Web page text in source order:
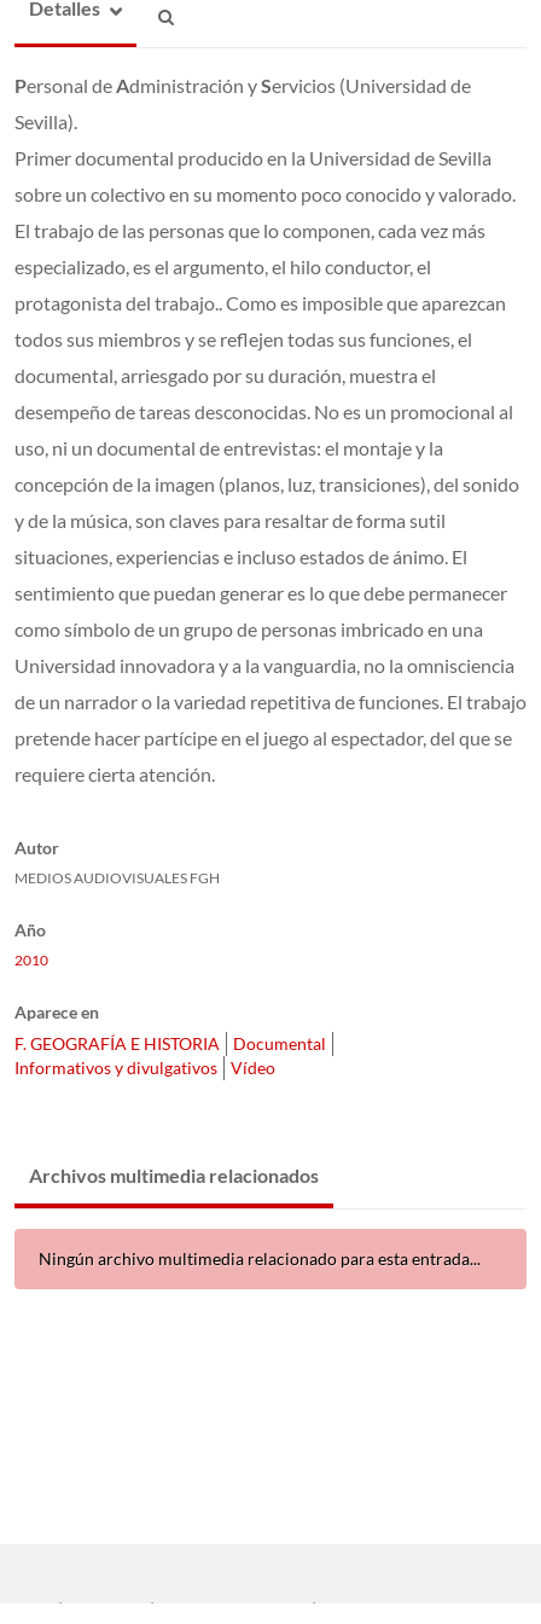
Detalles
Personal de Administración yServicios (Universidad de
Sevilla).
Primer documental producido en la Universidad de Sevilla
sobre un colectivo en su momento poco conocido y valorado.
El trabajo de las personas que lo componen, cada vez más
especializado, es el argumento, el hilo conductor, el
protagonista del trabajo.. Como es imposible que aparezcan
todos sus miembros y se reflejen todas sus funciones, el
documental, arriesgado por su duración, muestra el
desempeño de tareas desconocidas. No es un promocional al
uso, ni un documental de entrevistas: el montaje y la
concepción de la imagen (planos, luz, transiciones), del sonido
y de la música, son claves para resaltar de forma sutil
situaciones, experiencias e incluso estados de ánimo. El
sentimiento que puedan generar es lo que debe permanecer
como símbolo de un grupo de personas imbricado en una
Universidad innovadora y a la vanguardia, no la omnisciencia
de un narrador o la variedad repetitiva de funciones. El trabajo
pretende hacer partícipe en el juego al espectador, del que se
requiere cierta atención.
Autor
MEDIOS AUDIOVISUALES FGH
Año
2010
Aparece en
F. GEOGRAFÍA E HISTORIA
Documental
Informativos y divulgativos
Vídeo
Archivos multimedia relacionados
Ningún archivo multimedia relacionado para esta entrada...
| | |